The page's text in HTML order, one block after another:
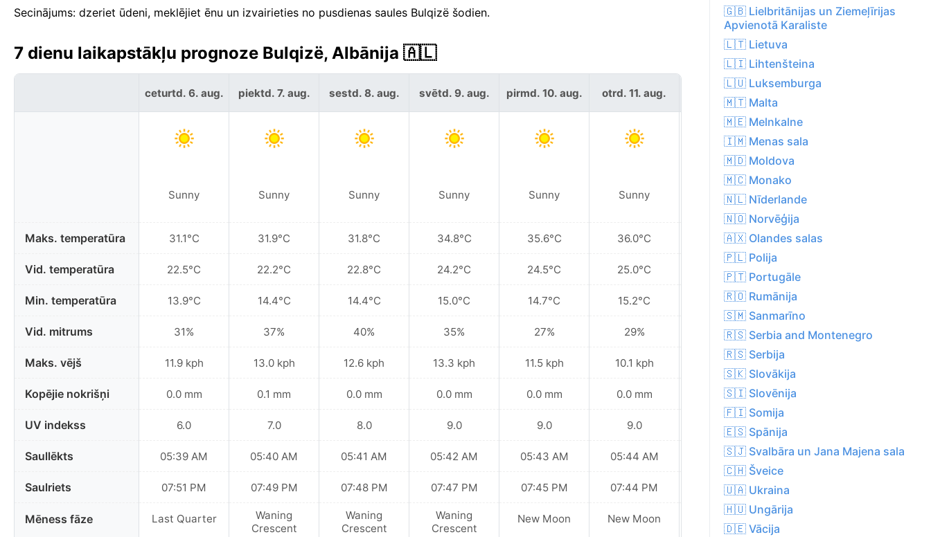
Secinājums: dzeriet ūdeni, meklējiet ēnu un izvairieties no pusdienas saules Bulqizë šodien.
7 dienu laikapstākļu prognoze Bulqizë, Albānija 🇦🇱
Maks. temperatūra
Vid. temperatūra
Min. temperatūra
Vid. mitrums
Maks. vējš
Kopējie nokrišņi
UV indekss
Saullēkts
Saulriets
Mēness fāze
ceturtd. 6. aug.
Sunny
31.1°C
22.5°C
13.9°C
31%
11.9 kph
0.0 mm
6.0
05:39 AM
07:51 PM
Last Quarter
piektd. 7. aug.
Sunny
31.9°C
22.2°C
14.4°C
37%
13.0 kph
0.1 mm
7.0
05:40 AM
07:49 PM
Waning
Crescent
sestd. 8. aug.
Sunny
31.8°C
22.8°C
14.4°C
40%
12.6 kph
0.0 mm
8.0
05:41 AM
07:48 PM
Waning
Crescent
svētd. 9. aug.
Sunny
34.8°C
24.2°C
15.0°C
35%
13.3 kph
0.0 mm
9.0
05:42 AM
07:47 PM
Waning
Crescent
pirmd. 10. aug.
Sunny
35.6°C
24.5°C
14.7°C
27%
11.5 kph
0.0 mm
9.0
05:43 AM
07:45 PM
New Moon
otrd. 11. aug.
Sunny
36.0°C
25.0°C
15.2°C
29%
10.1 kph
0.0 mm
9.0
05:44 AM
07:44 PM
New Moon
trešd. 12. aug.
Sunny
34.5°C
24.3°C
15.5°C
32%
11.9 kph
0.3 mm
8.0
05:45 AM
07:43 PM
New Moon
🇬🇧 Lielbritānijas un Ziemeļīrijas
Apvienotā Karaliste
🇱🇹 Lietuva
🇱🇮 Lihtenšteina
🇱🇺 Luksemburga
🇲🇹 Malta
🇲🇪 Melnkalne
🇮🇲 Menas sala
🇲🇩 Moldova
🇲🇨 Monako
🇳🇱 Nīderlande
🇳🇴 Norvēģija
🇦🇽 Olandes salas
🇵🇱 Polija
🇵🇹 Portugāle
🇷🇴 Rumānija
🇸🇲 Sanmarīno
🇷🇸 Serbia and Montenegro
🇷🇸 Serbija
🇸🇰 Slovākija
🇸🇮 Slovēnija
🇫🇮 Somija
🇪🇸 Spānija
🇸🇯 Svalbāra un Jana Majena sala
🇨🇭 Šveice
🇺🇦 Ukraina
🇭🇺 Ungārija
🇩🇪 Vācija